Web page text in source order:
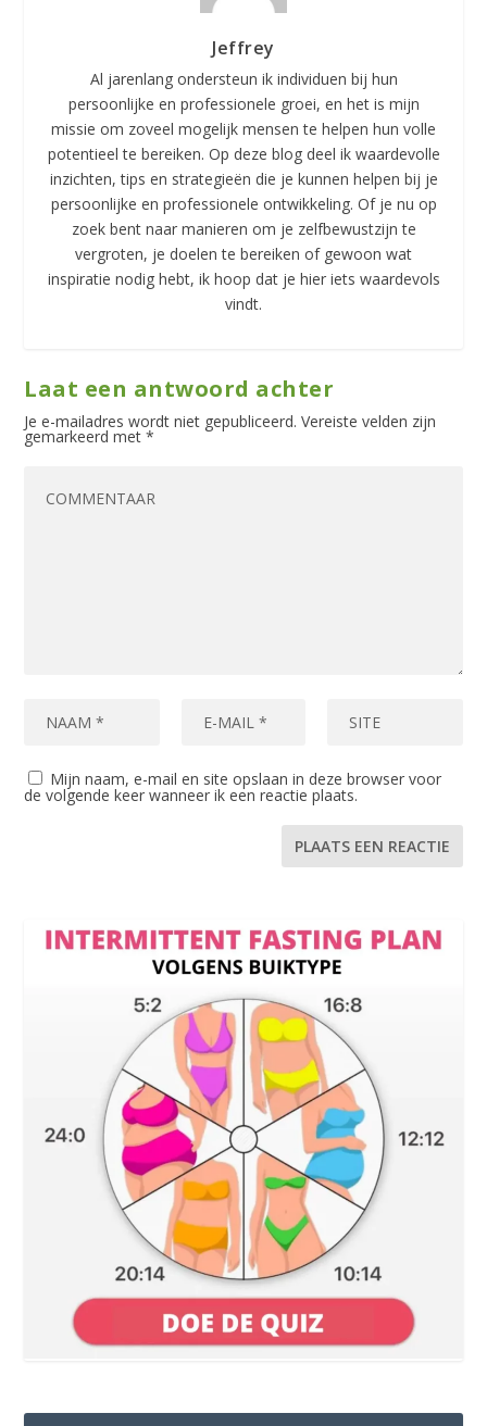
Jeffrey
Al jarenlang ondersteun ik individuen bij hun
persoonlijke en professionele groei, en het is mijn
missie om zoveel mogelijk mensen te helpen hun volle
potentieel te bereiken. Op deze blog deel ik waardevolle
inzichten, tips en strategieën die je kunnen helpen bij je
persoonlijke en professionele ontwikkeling. Of je nu op
zoek bent naar manieren om je zelfbewustzijn te
vergroten, je doelen te bereiken of gewoon wat
inspiratie nodig hebt, ik hoop dat je hier iets waardevols
vindt.
Laat een antwoord achter
Je e-mailadres wordt niet gepubliceerd. Vereiste velden zijn
gemarkeerd met*
Mijn naam, e-mail en site opslaan in deze browser voor
de volgende keer wanneer ik een reactie plaats.